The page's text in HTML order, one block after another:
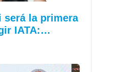
será la primera
IATA:…